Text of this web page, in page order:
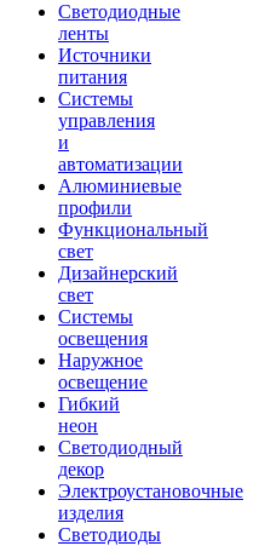
Светодиодные
ленты
Источники
питания
Системы
управления
и
автоматизации
Алюминиевые
профили
Функциональный
свет
Дизайнерский
свет
Системы
освещения
Наружное
освещение
Гибкий
неон
Светодиодный
декор
Электроустановочные
изделия
Светодиоды